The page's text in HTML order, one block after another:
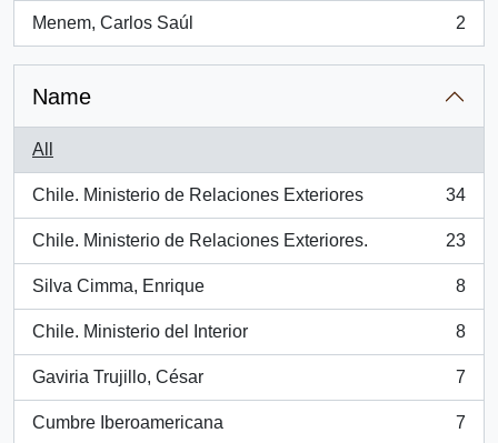
Menem, Carlos Saúl
, 2 results
2
Name
All
Chile. Ministerio de Relaciones Exteriores
, 34 results
34
Chile. Ministerio de Relaciones Exteriores.
, 23 results
23
Silva Cimma, Enrique
, 8 results
8
Chile. Ministerio del Interior
, 8 results
8
Gaviria Trujillo, César
, 7 results
7
Cumbre Iberoamericana
, 7 results
7